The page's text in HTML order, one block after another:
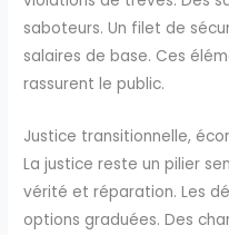
saboteurs. Un filet de
salaires de base. Ces
rassurent le public.
Justice transitionnelle,
La justice reste un pilier
vérité et réparation. Les
options graduées. Des